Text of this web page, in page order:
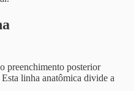
preenchimento posterior
linha anatômica divide a